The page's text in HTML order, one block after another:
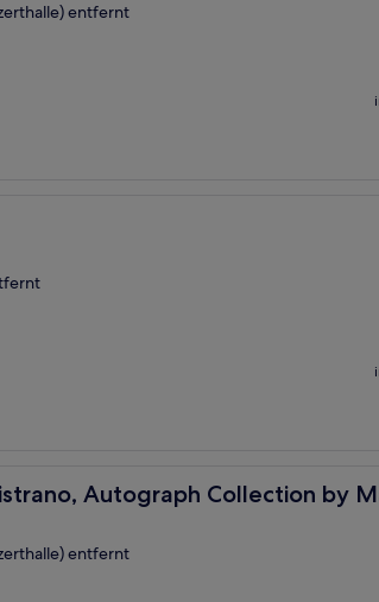
entfernt
Autograph Collection by
Collection by Marriott
entfernt